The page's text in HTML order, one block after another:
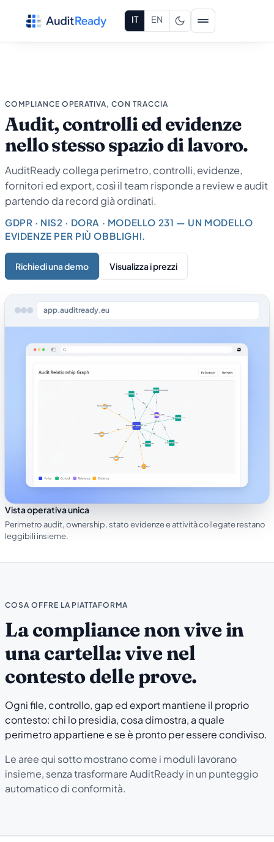
IT EN
COMPLIANCE OPERATIVA, CON TRACCIA
Audit, controlli ed evidenze
nello stesso spazio di lavoro.
AuditReady collega perimetro, controlli, evidenze,
fornitori ed export, così il team risponde a review e audit
partendo da record già ordinati.
GDPR · NIS2 · DORA · MODELLO 231 — UN MODELLO
EVIDENZE PER PIÙ OBBLIGHI.
Richiedi una demo Visualizza i prezzi
app.auditready.eu
Vista operativa unica
Perimetro audit, ownership, stato evidenze e attività collegate restano
leggibili insieme.
COSA OFFRE LA PIATTAFORMA
La compliance non vive in
una cartella: vive nel
contesto delle prove.
Ogni file, controllo, gap ed export mantiene il proprio
contesto: chi lo presidia, cosa dimostra, a quale
perimetro appartiene e se è pronto per essere condiviso.
Le aree qui sotto mostrano come i moduli lavorano
insieme, senza trasformare AuditReady in un punteggio
automatico di conformità.